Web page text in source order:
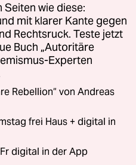
wie diese:
mit klarer Kante gegen
Rechtsruck. Teste jetzt
Buch „Autoritäre
Experten
Rebellion“ von Andreas
frei Haus + digital in
digital in der App